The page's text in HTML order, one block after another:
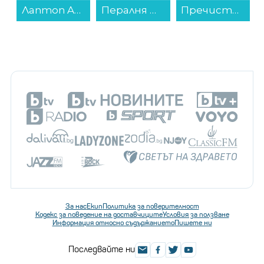
Лаптоп Apple MacBook Neo 13" 512GB Citrus mhfe4 , 13.00 , 512 , 8 , Apple A18 Pro 5 Core GPU , Apple A18 Pro 6 Core , Mac OS... Пералня Whirlpool WPM 911W ADS EE , 1400 об./мин., 9.00 kg, A , Бял... Пречиствател Finlux FAP-8091UZI , 73 W...
За насЕкипПолитика за поверителност
Кодекс за поведение на доставчицитеУсловия за ползване
Информация относно съдържаниетоПишете ни
Последвайте ни